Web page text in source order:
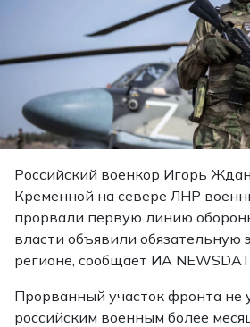
Российский военкор Игорь
Кременной на севере ЛНР
прорвали первую линию
власти объявили обязательную
регионе, сообщает ИА
Прорванный участок фронта не
российским военным более